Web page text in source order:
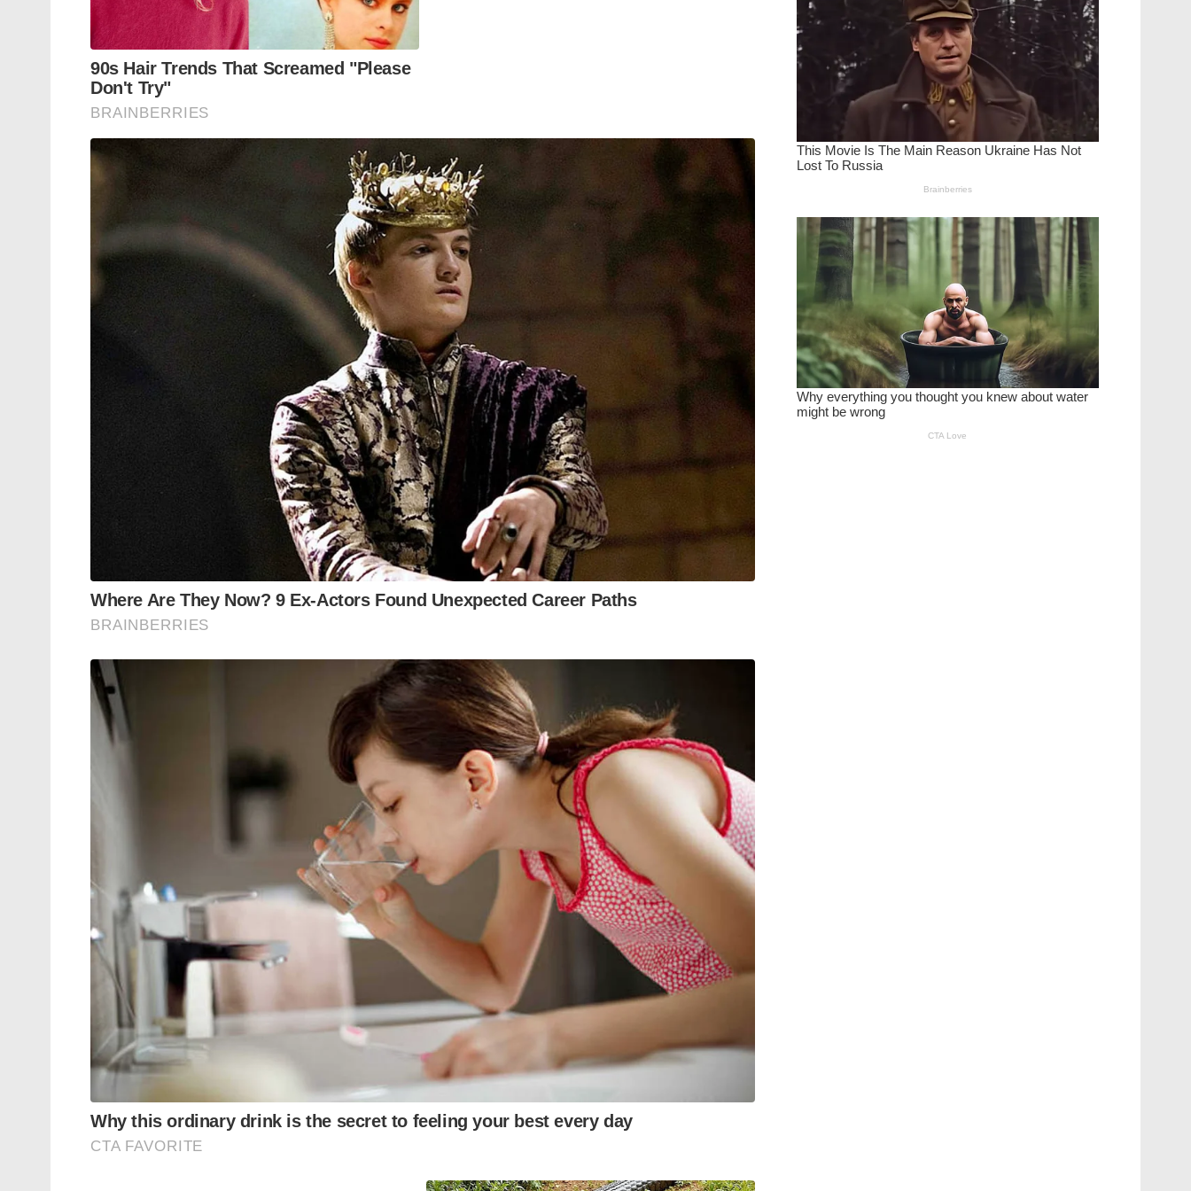
സാമ്പത്തിക വർഷത്തെ അപേക്ഷിച്ച് 32.5 ശതമാനം വളർച്ചയാണ് നാം കൈവരിച്ചത്.
2029 ഓടെ ആയുധ കയറ്റുമതി 6 ബില്യൺ ഡോളറായി (600 കോടി ഡോളർ: ഏകദേശം 51420
കോടി രൂപ) ഉയർത്താനാണ് ഭാരതത്തിൻ്റെ ലക്ഷ്യം. ചെറിയ ആയുധങ്ങളും വെടിക്കോപ്പുകളും
കയറ്റി അയക്കുന്ന നിലവിലെ രീതിയിൽ നിന്ന് വ്യത്യസ്തമായി, അത്യാധുനിക മിസൈലുകൾ,
ഹെലികോപ്റ്ററുകൾ, യുദ്ധക്കപ്പലുകൾ എന്നിവയും കയറ്റുമതിപ്പട്ടികയിൽ ഉൾപ്പെടുത്തും. ബ്രസീൽ
പോലുള്ള രാജ്യങ്ങളുമായി ഇതിനോടകം നാം തന്ത്രപരമായ ചർച്ചകൾ ആരംഭിച്ചിട്ടുണ്ട്. ഭാരത്
ഇലക്ട്രോണിക്സ് പോലുള്ള പൊതുമേഖലാ സ്ഥാപനങ്ങളും, അദാനി ഡിഫൻസ്, മഹീന്ദ്ര&മഹീന്ദ്ര,
എൽ&ടി, എസ്എംപിപി പോലുള്ള സ്വകാര്യ കമ്പനികളുടെ മുന്നേറ്റവും ഈ ലക്ഷ്യത്തിന് കൂടുതൽ
കരുത്തേകും.
തന്ത്രപരമായ സ്വയംപര്യാപ്തത ലക്ഷ്യമിട്ടുള്ള ഭാരതത്തിൻ്റെ ഈ സുപ്രധാന നീക്കം, ആഗോള
രാഷ്ട്രീയത്തിൽ നമ്മുടെ സ്ഥാനം കൂടുതൽ ശക്തമാക്കുമെന്ന് പ്രതിരോധവിദഗ്ധർ പറയുന്നു.
കാലഹരണപ്പെട്ട പഴയ ആയുധങ്ങൾ ഉപയോഗിക്കാൻ നിർബന്ധിതരായ നിരവധി രാജ്യങ്ങൾക്ക്
ഭാരതം ഒരു വിശ്വസ്ത പങ്കാളിയായി വളരും. കഴിഞ്ഞ ദിവസം (ഏപ്രിൽ14) ഭാരതവും
ടാൻസാനിയയുമായി പ്രതിരോധ മേഖലയിൽ സുപ്രധാന കരാറുകൾ ഒപ്പുവച്ചിരുന്നു. സമാനമായി
പ്രതിരോധ കരാറുകൾക്ക് പല രാജ്യങ്ങളുമായും ചർച്ചകൾ നടന്നുകൊണ്ടിരിയ്ക്കുകയാണ്.
“മേക്ക് ഇൻ ഇന്ത്യ”, ആത്മനിർഭർ ഭാരത് പദ്ധതികൾ പ്രതിരോധ മേഖലയ്ക്ക് വൻ കുതിപ്പാണ്
നൽകുന്നത്. ലോകം പുതിയ ഭൗമരാഷ്ട്രീയ സമവാക്യങ്ങളിലേക്ക് നീങ്ങുമ്പോൾ, ഇന്ത്യയുടെ ഈ
ചുവടുവെപ്പ് രാജ്യത്തിന് പുതിയ വാണിജ്യ ബന്ധങ്ങളും തന്ത്രപരമായ നേട്ടങ്ങളും കൈവരിക്കാൻ
സഹായകമാകുമെന്നും. പ്രതിരോധ രംഗത്തെ ഈ ഉണർവ്വ് ഭാരതത്തിൻ്റെ സാമ്പത്തിക
വളർച്ചയ്ക്കും സുരക്ഷയ്ക്കും ഒരു മുതൽക്കൂട്ട് തന്നെയാകുമെന്നും വിദഗ്ധർ അഭിപ്രായപ്പെടുന്നു.
Tags: Bharat Electronics strategic autonomy Narendra Modi Ukraine war
akash missiles
India arms export
defense manufacturing EXIM Bank Adani Defence Brazil arms deal